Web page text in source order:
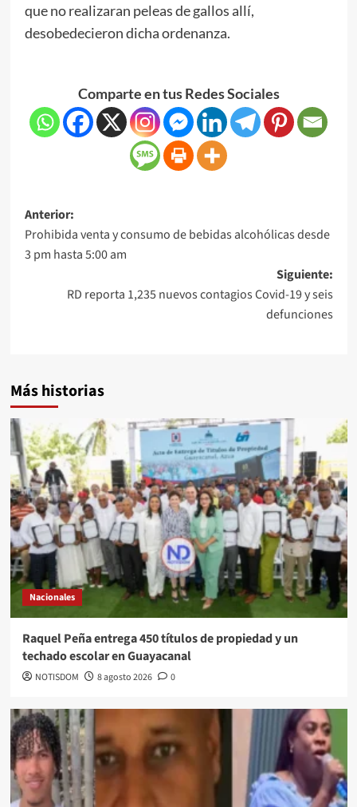
que no realizaran peleas de gallos allí,
desobedecieron dicha ordenanza.
Comparte en tus Redes Sociales
Anterior:
Prohibida venta y consumo de bebidas alcohólicas desde
3 pm hasta 5:00 am
Siguiente:
RD reporta 1,235 nuevos contagios Covid-19 y seis
defunciones
Más historias
Nacionales
Raquel Peña entrega 450 títulos de propiedad y un
techado escolar en Guayacanal
NOTISDOM 8 agosto 2026 0